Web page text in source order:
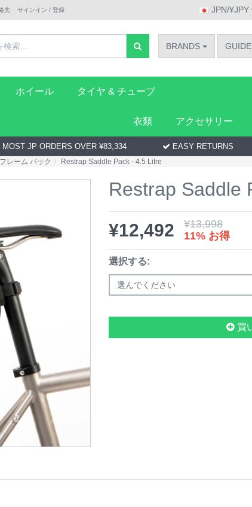
先 サインイン / 登録 JPN/¥JPY
BRANDS
ホイール タイヤ & チューブ
衣類 アクセサリー
MOST JP ORDERS OVER ¥83,334 EASY RETURNS
レーム パック Restrap Saddle Pack - 4.5 Litre
Restrap Saddle
¥12,492 ¥13,998
11% お得
選択する:
選んでください
買